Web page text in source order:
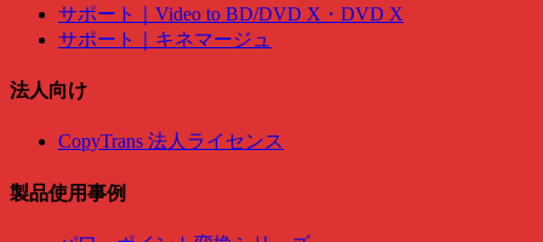
サポート｜Video to BD/DVD X・DVD X
サポート｜キネマージュ
法人向け
CopyTrans 法人ライセンス
製品使用事例